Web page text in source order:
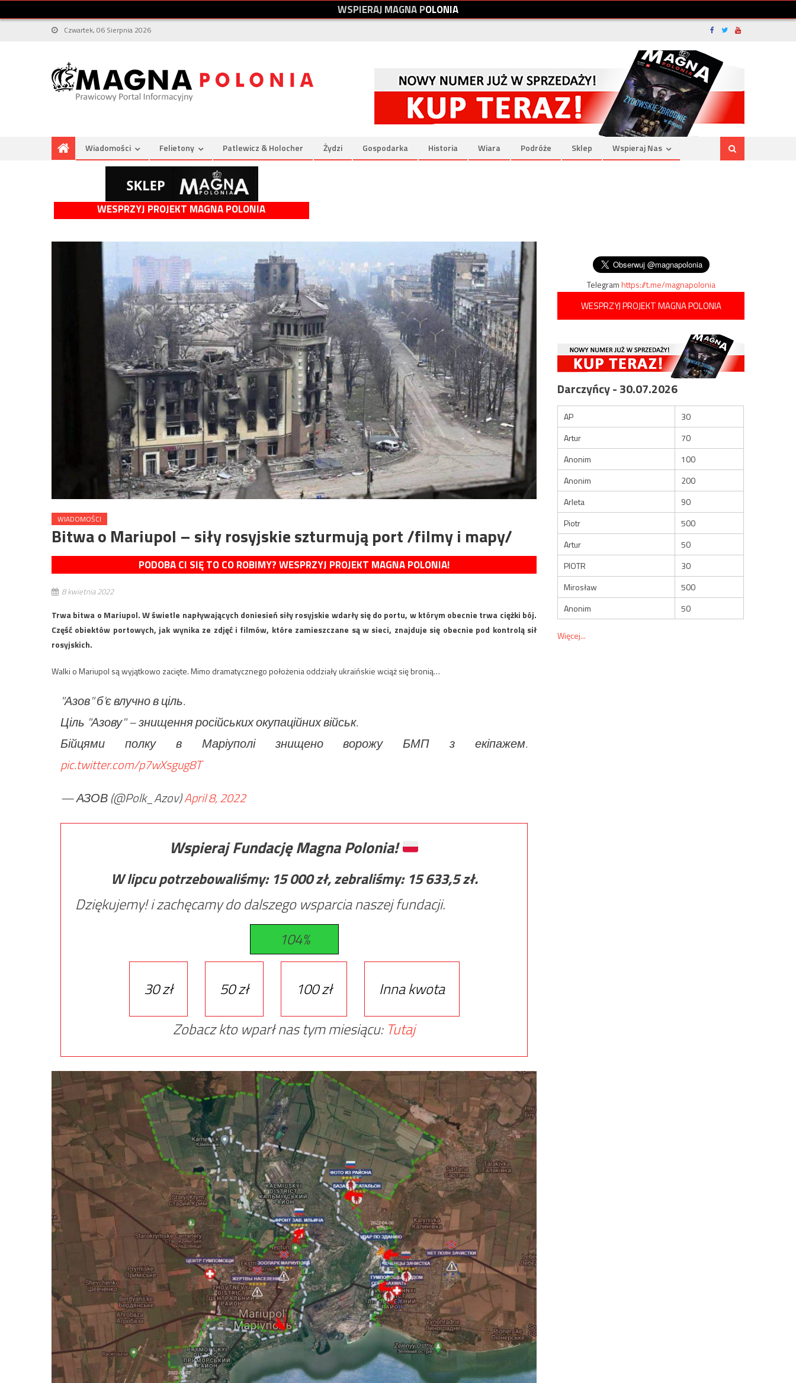
WSPIERAJMAGNAPOLONIA
Czwartek, 06 Sierpnia 2026
Wiadomości Felietony Patlewicz & Holocher Żydzi Gospodarka Historia Wiara Podróże Sklep Wspieraj Nas
WESPRZYJ PROJEKT MAGNA POLONIA
WIADOMOŚCI
Bitwa o Mariupol – siły rosyjskie szturmują port /filmy i mapy/
PODOBA CI SIĘ TO CO ROBIMY? WESPRZYJ PROJEKT MAGNA POLONIA!
8 kwietnia 2022
Trwa bitwa o Mariupol. W świetle napływających doniesień siły rosyjskie wdarły się do portu, w którym obecnie trwa ciężki bój.
Część obiektów portowych, jak wynika ze zdjęć i filmów, które zamieszczane są w sieci, znajduje się obecnie pod kontrolą sił
rosyjskich.
Walki o Mariupol są wyjątkowo zacięte. Mimo dramatycznego położenia oddziały ukraińskie wciąż się bronią…
"Азов" б'є влучно в ціль.
Ціль "Азову" – знищення російських окупаційних військ.
Бійцями полку в Маріуполі знищено ворожу БМП з екіпажем.
pic.twitter.com/p7wXsgug8T
— АЗОВ (@Polk_Azov)April 8, 2022
Wspieraj Fundację Magna Polonia!
W lipcu potrzebowaliśmy: 15 000zł, zebraliśmy: 15 633,5zł.
Dziękujemy! i zachęcamy do dalszego wsparcia naszej fundacji.
104%
30 zł 50 zł 100 zł
Inna kwota
Zobacz kto wparł nas tym miesiącu: Tutaj
Telegramhttps://t.me/magnapolonia
WESPRZYJ PROJEKT MAGNA POLONIA
Darczyńcy - 30.07.2026
AP
30
Artur
70
Anonim
100
Anonim
200
Arleta
90
Piotr
500
Artur
50
PIOTR
30
Mirosław
500
Anonim
50
Więcej...